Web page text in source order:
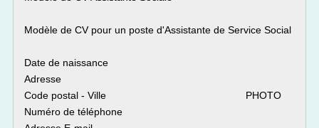
Modèle de CV pour un poste d'Assistante de Service Social
Date de naissance
Adresse
Code postal - Ville PHOTO
Numéro de téléphone